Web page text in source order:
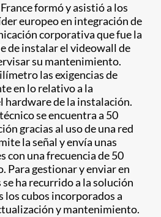
formó y asistió a los
europeo en integración de
corporativa que fue la
de instalar el videowall de
su mantenimiento.
las exigencias de
en lo relativo a la
hardware de la instalación.
se encuentra a 50
gracias al uso de una red
la señal y envía unas
con una frecuencia de 50
Para gestionar y enviar en
ha recurrido a la solución
cubos incorporados a
y mantenimiento.